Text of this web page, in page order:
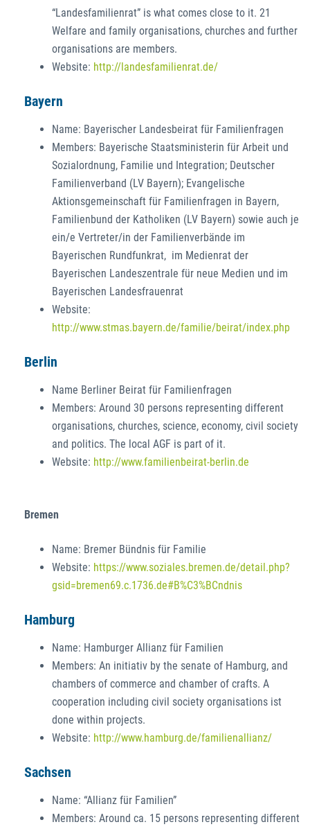
“Landesfamilienrat” is what comes close to it. 21
Welfare and family organisations, churches and further
organisations are members.
Website: http://landesfamilienrat.de/
Bayern
Name: Bayerischer Landesbeirat für Familienfragen
Members: Bayerische Staatsministerin für Arbeit und
Sozialordnung, Familie und Integration; Deutscher
Familienverband (LV Bayern); Evangelische
Aktionsgemeinschaft für Familienfragen in Bayern,
Familienbund der Katholiken (LV Bayern) sowie auch je
ein/e Vertreter/in der Familienverbände im
Bayerischen Rundfunkrat, im Medienrat der
Bayerischen Landeszentrale für neue Medien und im
Bayerischen Landesfrauenrat
Website:
http://www.stmas.bayern.de/familie/beirat/index.php
Berlin
Name Berliner Beirat für Familienfragen
Members: Around 30 persons representing different
organisations, churches, science, economy, civil society
and politics. The local AGF is part of it.
Website: http://www.familienbeirat-berlin.de
Bremen
Name: Bremer Bündnis für Familie
Website: https://www.soziales.bremen.de/detail.php?
gsid=bremen69.c.1736.de#B%C3%BCndnis
Hamburg
Name: Hamburger Allianz für Familien
Members: An initiativ by the senate of Hamburg, and
chambers of commerce and chamber of crafts. A
cooperation including civil society organisations ist
done within projects.
Website: http://www.hamburg.de/familienallianz/
Sachsen
Name: “Allianz für Familien”
Members: Around ca. 15 persons representing different